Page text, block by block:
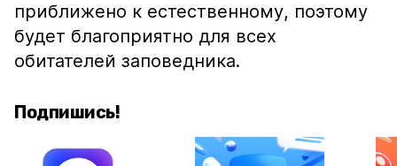
приближено к естественному, поэтому
будет благоприятно для всех
обитателей заповедника.
Подпишись!